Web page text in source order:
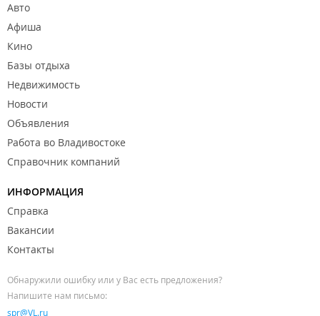
Авто
Афиша
Кино
Базы отдыха
Недвижимость
Новости
Объявления
Работа во Владивостоке
Справочник компаний
ИНФОРМАЦИЯ
Справка
Вакансии
Контакты
Обнаружили ошибку или у Вас есть предложения?
Напишите нам письмо:
spr@VL.ru